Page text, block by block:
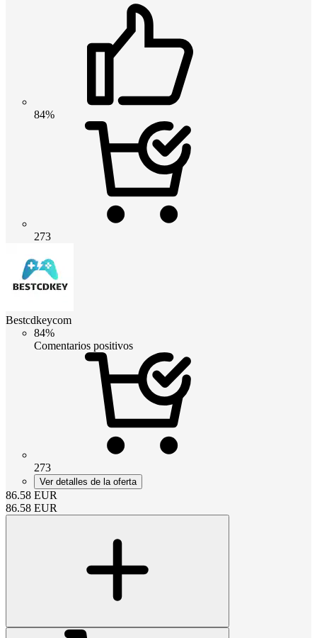
84%
273
Bestcdkeycom
84%
Comentarios positivos
273
Ver detalles de la oferta
86.58 EUR
86.58 EUR